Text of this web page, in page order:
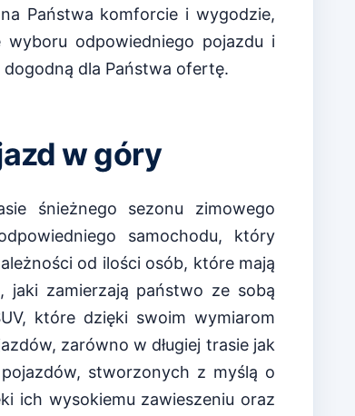
Państwa komforcie i wygodzie,
odpowiedniego pojazdu i
dla Państwa ofertę.
w góry
śnieżnego sezonu zimowego
samochodu, który
od ilości osób, które mają
jaki zamierzają państwo ze sobą
które dzięki swoim wymiarom
zarówno w długiej trasie jak
stworzonych z myślą o
ich wysokiemu zawieszeniu oraz